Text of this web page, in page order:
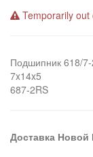
Temporarily out
Подшипник 618/
7x14x5
687-2RS
Доставка